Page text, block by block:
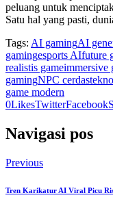
peluang untuk
Satu hal yang pasti,
Tags: AI gamingAI
gamingesports AIfuture
realistis gameimmersive
gamingNPC cerdas
game modern
0LikesTwitterFacebook
Navigasi pos
Previous
Tren Karikatur AI Viral Picu